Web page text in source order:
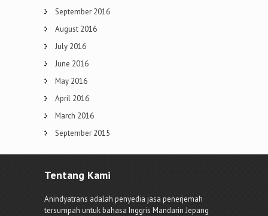
September 2016
August 2016
July 2016
June 2016
May 2016
April 2016
March 2016
September 2015
Tentang Kami
Anindyatrans adalah penyedia jasa penerjemah
tersumpah untuk bahasa Inggris Mandarin Jepang